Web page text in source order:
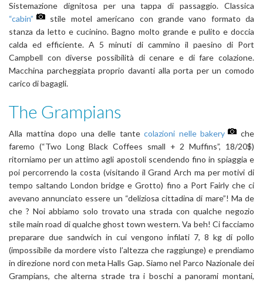
Sistemazione dignitosa per una tappa di passaggio. Classica
“cabin”
stile motel americano con grande vano formato da
stanza da letto e cucinino. Bagno molto grande e pulito e doccia
calda ed efficiente. A 5 minuti di cammino il paesino di Port
Campbell con diverse possibilità di cenare e di fare colazione.
Macchina parcheggiata proprio davanti alla porta per un comodo
carico di bagagli.
The Grampians
Alla mattina dopo una delle tantecolazioni nelle bakery
che
faremo (“Two Long Black Coffees small + 2 Muffins”, 18/20$)
ritorniamo per un attimo agli apostoli scendendo fino in spiaggia e
poi percorrendo la costa (visitando il Grand Arch ma per motivi di
tempo saltando London bridge e Grotto) fino a Port Fairly che ci
avevano annunciato essere un “deliziosa cittadina di mare”! Ma de
che ? Noi abbiamo solo trovato una strada con qualche negozio
stile main road di qualche ghost town western. Va beh! Ci facciamo
preparare due sandwich in cui vengono infilati 7, 8 kg di pollo
(impossibile da mordere visto l’altezza che raggiunge) e prendiamo
in direzione nord con meta Halls Gap. Siamo nel Parco Nazionale dei
Grampians, che alterna strade tra i boschi a panorami montani,